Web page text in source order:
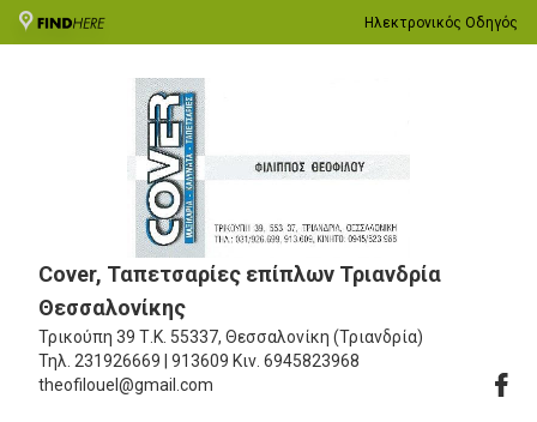
Ηλεκτρονικός Οδηγός
Cover, Ταπετσαρίες επίπλων Τριανδρία
Θεσσαλονίκης
Τρικούπη 39 Τ.Κ. 55337, Θεσσαλονίκη (Τριανδρία)
Τηλ. 231926669 | 913609 Κιν. 6945823968
theofilouel@gmail.com